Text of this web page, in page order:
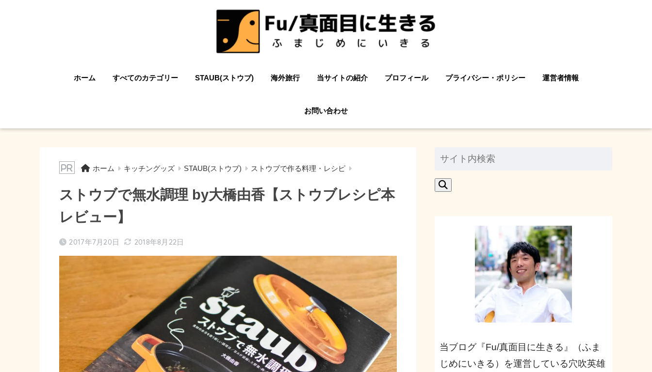
ホーム すべてのカテゴリー STAUB(ストウブ) 海外旅行 当サイトの紹介 プロフィール プライバシー・ポリシー 運営者情報
お問い合わせ
ホーム キッチングッズ STAUB(ストウブ) ストウブで作る料理・レシピ
ストウブで無水調理 by大橋由香【ストウブレシピ本
レビュー】
2017年7月20日 2018年8月22日
当ブログ『Fu/真面目に生きる』（ふま
じめにいきる）を運営している穴吹英雄